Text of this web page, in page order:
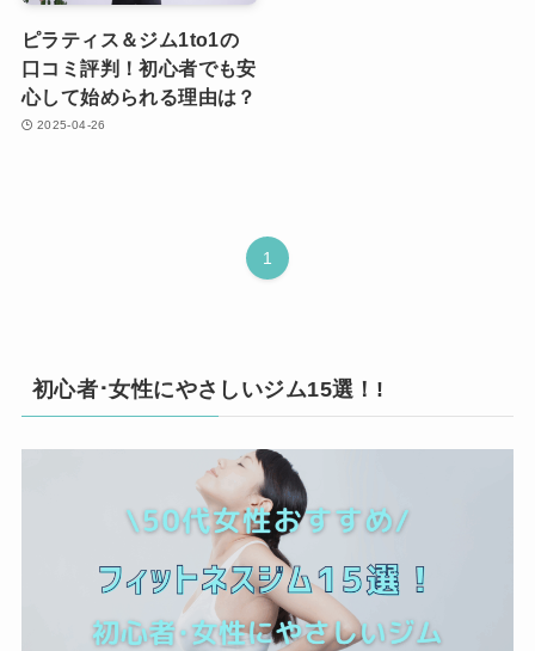
ピラティス＆ジム1to1の
口コミ評判！初心者でも安
心して始められる理由は？
2025-04-26
1
初心者･女性にやさしいジム15選！!